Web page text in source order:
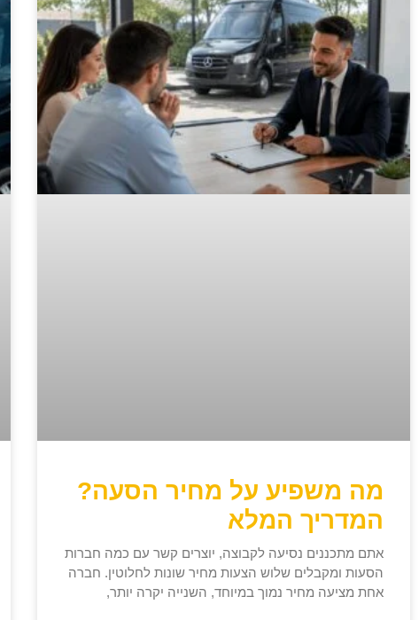
מה משפיע על מחיר הסעה?
המדריך המלא
אתם מתכננים נסיעה לקבוצה, יוצרים קשר עם כמה חברות
הסעות ומקבלים שלוש הצעות מחיר שונות לחלוטין. חברה
אחת מציעה מחיר נמוך במיוחד, השנייה יקרה יותר,